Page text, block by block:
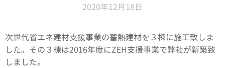
2020年12月18日
次世代省エネ建材支援事業の蓄熱建材を３棟に施工致しま
した。その３棟は2016年度にZEH支援事業で弊社が新築致
しました。